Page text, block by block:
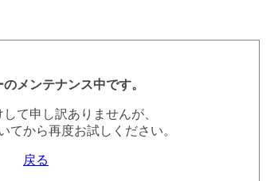
メンテナンス中です。
て申し訳ありませんが、
てから再度お試しください。
戻る